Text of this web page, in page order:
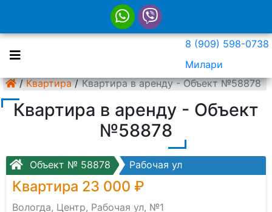
8 (909) 598-0738
Милари
/ Квартира / Квартира в аренду - Объект №58878
Квартира в аренду - Объект
№58878
Объект № 58878 Рабочая ул
Квартира 23 000 ₽
Вологда, Центр, Рабочая ул, №1